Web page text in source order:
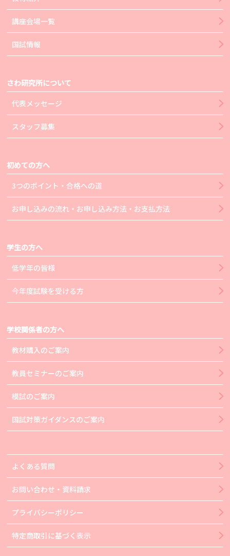
講座会場一覧
国試情報
さわ研究所について
代表メッセージ
スタッフ募集
初めての方へ
3つのポイント・合格への道
お申し込みの流れ・お申し込み方法・お支払方法
学生の方へ
低学年の皆様
今年度試験を受ける方
学校関係者の方へ
教材購入のご案内
教員セミナーのご案内
模試のご案内
国試対策ガイダンスのご案内
よくある質問
お問い合わせ・資料請求
プライバシーポリシー
特定商取引に基づく表示